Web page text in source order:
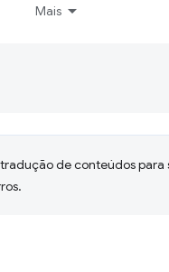
Mais
de conteúdos para